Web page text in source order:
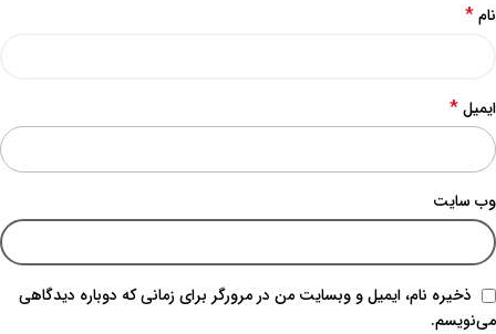
نام*
ایمیل*
وب‌ سایت
ذخیره نام، ایمیل و وبسایت من در مرورگر برای زمانی که دوباره دیدگاهی
می‌نویسم.